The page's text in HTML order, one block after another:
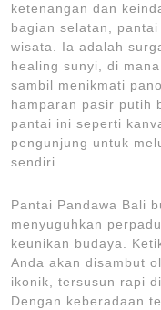
ketenangan dan
bagian selatan,
wisata. Ia adalah
healing sunyi, di
sambil menikmati
hamparan pasir putih
pantai ini seperti
pengunjung untuk
sendiri.
Pantai Pandawa Bali
menyuguhkan
keunikan budaya.
Anda akan disambut
ikonik, tersusun rapi
Dengan keberadaan